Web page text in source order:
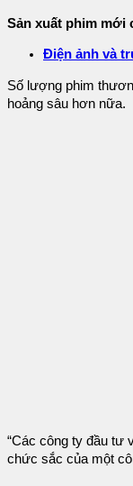
Sản xuất phim mới
Điện ảnh và
Số lượng phim
hoảng sâu hơn nữa.
“Các công ty đầu tư
chức sắc của một